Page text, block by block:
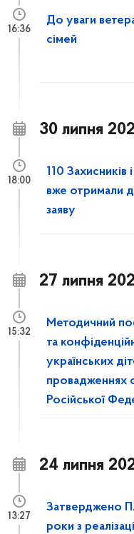
До уваги
сімей
16:36
30 липня
110 Захисників
вже отримали
заяву
18:00
27 липня
Методичний
та
українських
провадженнях
Російської
15:32
24 липня
Затверджено
роки з
13:27